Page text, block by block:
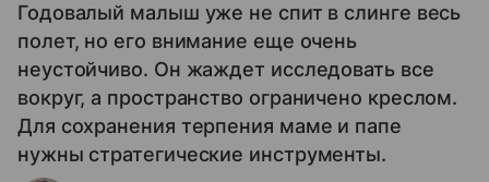
Годовалый малыш уже не спит в слинге весь
полет, но его внимание еще очень
неустойчиво. Он жаждет исследовать все
вокруг, а пространство ограничено креслом.
Для сохранения терпения маме и папе
нужны стратегические инструменты.